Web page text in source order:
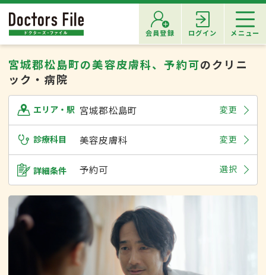
会員登録 ログイン メニュー
宮城郡松島町の美容皮膚科、予約可のクリニ
ック・病院
エリア・駅 宮城郡松島町 変更
診療科目 美容皮膚科 変更
詳細条件 予約可 選択